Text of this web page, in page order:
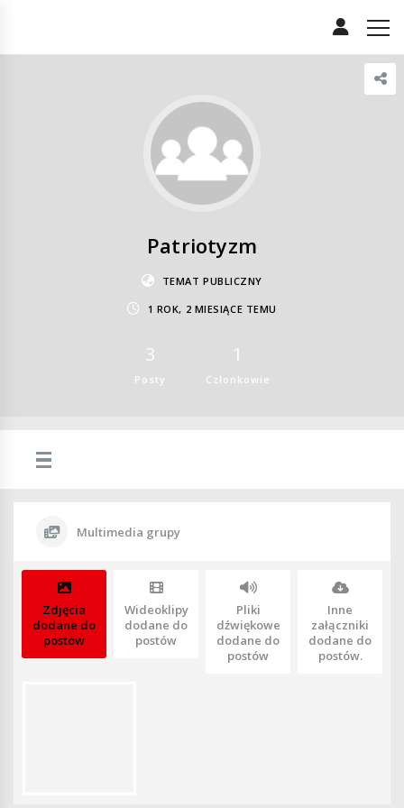
Patriotyzm
TEMAT PUBLICZNY
1 ROK, 2 MIESIĄCE TEMU
3
Posty
1
Członkowie
Multimedia grupy
Zdjęcia
dodane do
postów
Wideoklipy
dodane do
postów
Pliki
dźwiękowe
dodane do
postów
Inne
załączniki
dodane do
postów.